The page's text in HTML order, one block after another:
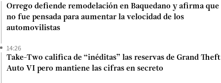
Orrego defiende remodelación en Baquedano y afirma que
no fue pensada para aumentar la velocidad de los
automovilistas
14:26
Take-Two califica de “inéditas” las reservas de Grand Theft
Auto VI pero mantiene las cifras en secreto